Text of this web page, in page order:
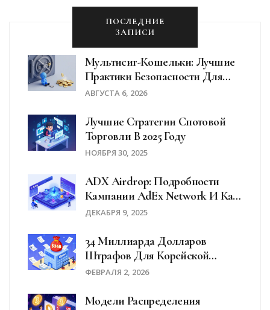
ПОСЛЕДНИЕ
ЗАПИСИ
Мультисиг-Кошельки: Лучшие
Практики Безопасности Для
Защиты Криптовалют В 2026
АВГУСТА 6, 2026
Лучшие Стратегии Спотовой
Торговли В 2025 Году
НОЯБРЯ 30, 2025
ADX Airdrop: Подробности
Кампании AdEx Network И Как
Участвовать В Будущих
ДЕКАБРЯ 9, 2025
34 Миллиарда Долларов
Штрафов Для Корейской
Криптобиржи Upbit Из-За
ФЕВРАЛЯ 2, 2026
Модели Распределения